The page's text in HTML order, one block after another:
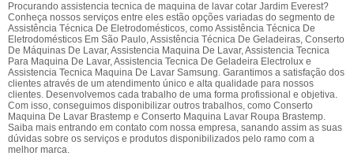
Procurando assistencia tecnica de maquina de lavar cotar Jardim Everest?
Conheça nossos serviços entre eles estão opções variadas do segmento de
Assistência Técnica De Eletrodomésticos, como Assistência Técnica De
Eletrodomésticos Em São Paulo, Assistência Técnica De Geladeiras, Conserto
De Máquinas De Lavar, Assistencia Maquina De Lavar, Assistencia Tecnica
Para Maquina De Lavar, Assistencia Tecnica De Geladeira Electrolux e
Assistencia Tecnica Maquina De Lavar Samsung. Garantimos a satisfação dos
clientes através de um atendimento único e alta qualidade para nossos
clientes. Desenvolvemos cada trabalho de uma forma profissional e objetiva.
Com isso, conseguimos disponibilizar outros trabalhos, como Conserto
Maquina De Lavar Brastemp e Conserto Maquina Lavar Roupa Brastemp.
Saiba mais entrando em contato com nossa empresa, sanando assim as suas
dúvidas sobre os serviços e produtos disponibilizados pelo ramo com a
melhor marca.